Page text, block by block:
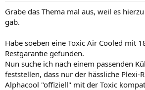
Grabe das Thema mal aus, weil es
gab.
Habe soeben eine Toxic Air Cooled mit
Restgarantie gefunden.
Nun suche ich nach einem passenden
feststellen, dass nur der hässliche Plexi-
Alphacool "offiziell" mit der Toxic